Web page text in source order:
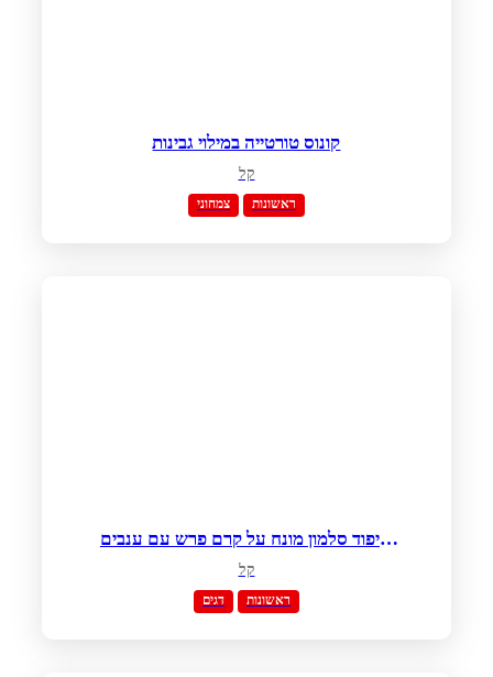
קונוס טורטייה במילוי גבינות
קל
צמחוני ראשונות
שיפוד סלמון מונח על קרם פרש עם ענבים
בחלב קוקוס
קל
דגים ראשונות